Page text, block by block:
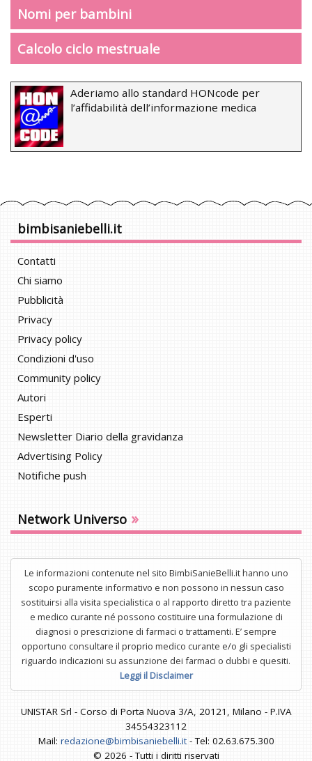
Nomi per bambini
Calcolo ciclo mestruale
Aderiamo allo standard HONcode per
l’affidabilità dell’informazione medica
bimbisaniebelli.it
Contatti
Chi siamo
Pubblicità
Privacy
Privacy policy
Condizioni d'uso
Community policy
Autori
Esperti
Newsletter Diario della gravidanza
Advertising Policy
Notifiche push
Network Universo »
Le informazioni contenute nel sito BimbiSanieBelli.it hanno uno
scopo puramente informativo e non possono in nessun caso
sostituirsi alla visita specialistica o al rapporto diretto tra paziente
e medico curante né possono costituire una formulazione di
diagnosi o prescrizione di farmaci o trattamenti. E’ sempre
opportuno consultare il proprio medico curante e/o gli specialisti
riguardo indicazioni su assunzione dei farmaci o dubbi e quesiti.
Leggi il Disclaimer
UNISTAR Srl - Corso di Porta Nuova 3/A, 20121, Milano - P.IVA
34554323112
Mail: redazione@bimbisaniebelli.it- Tel: 02.63.675.300
© 2026 - Tutti i diritti riservati